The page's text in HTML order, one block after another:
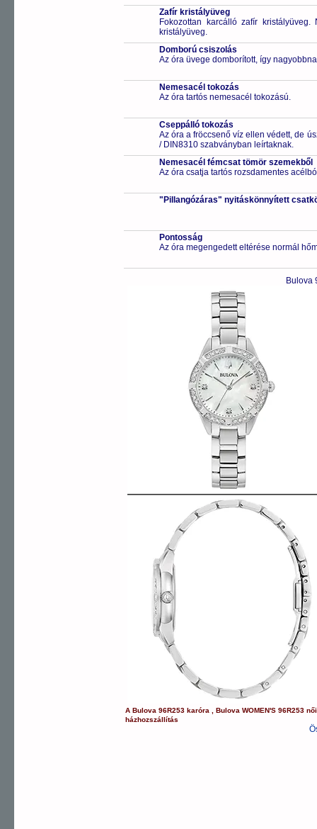
Zafír kristályüveg
Fokozottan karcálló zafír
kristályüveg.
Domború csiszolás
Az óra üvege domborított, így
Nemesacél tokozás
Az óra tartós nemesacél tokozású.
Cseppálló tokozás
Az óra a fröccsenő víz ellen védett, de
/ DIN8310 szabványban leírtaknak.
Nemesacél fémcsat tömör szemekből
Az óra csatja tartós rozsdamentes
"Pillangózáras" nyitáskönnyített
Pontosság
Az óra megengedett eltérése normál
Bulova
ABulova 96R253 karóra ,Bulova WOMEN'S 96R253
házhozszállítás